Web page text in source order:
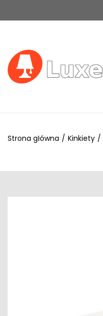
Strona główna / Kinkiety /